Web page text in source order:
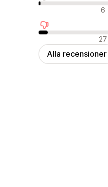
Neutrala 6
Negativa 27
Alla recensioner